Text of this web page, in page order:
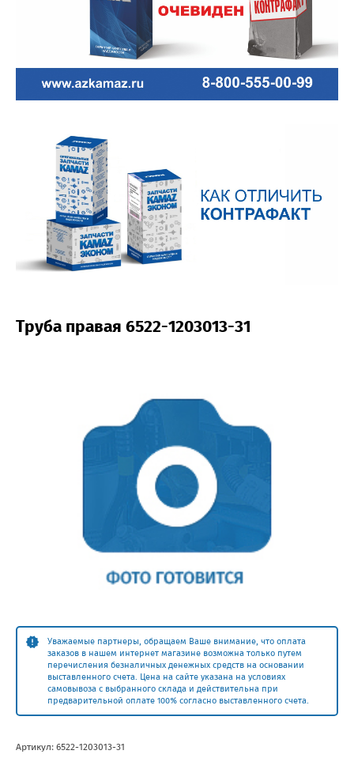
Труба правая 6522-1203013-31
Уважаемые партнеры, обращаем Ваше внимание, что оплата
заказов в нашем интернет магазине возможна только путем
перечисления безналичных денежных средств на основании
выставленного счета. Цена на сайте указана на условиях
самовывоза с выбранного склада и действительна при
предварительной оплате 100% согласно выставленного счета.
Артикул: 6522-1203013-31